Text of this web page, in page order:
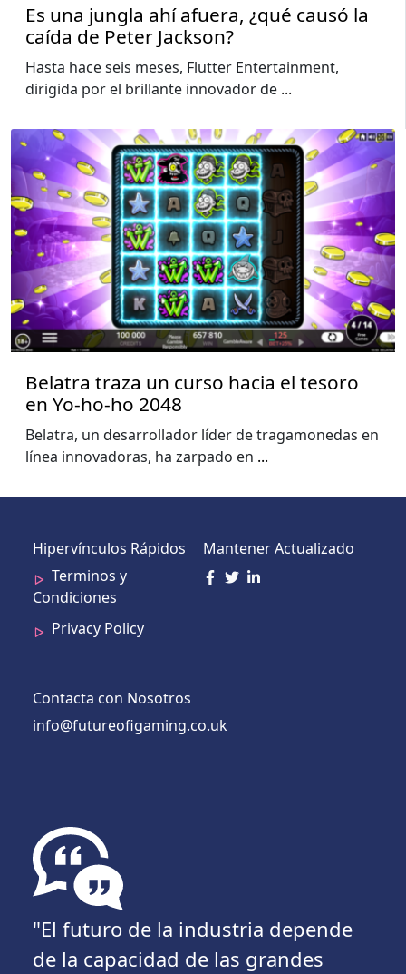
Es una jungla ahí afuera, ¿qué causó la
caída de Peter Jackson?
Hasta hace seis meses, Flutter Entertainment,
dirigida por el brillante innovador de ...
Belatra traza un curso hacia el tesoro
en Yo-ho-ho 2048
Belatra, un desarrollador líder de tragamonedas en
línea innovadoras, ha zarpado en ...
Hipervínculos Rápidos
Terminos y
Condiciones
Privacy Policy
Mantener Actualizado
Contacta con Nosotros
info@futureofigaming.co.uk
"El futuro de la industria depende
de la capacidad de las grandes